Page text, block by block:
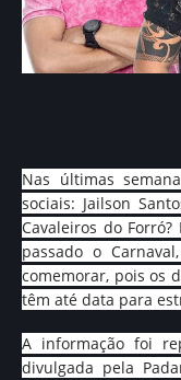
Nas últimas
sociais: Jailson
Cavaleiros do
passado o
comemorar, pois os
têm até data para
A informação foi
divulgada pela